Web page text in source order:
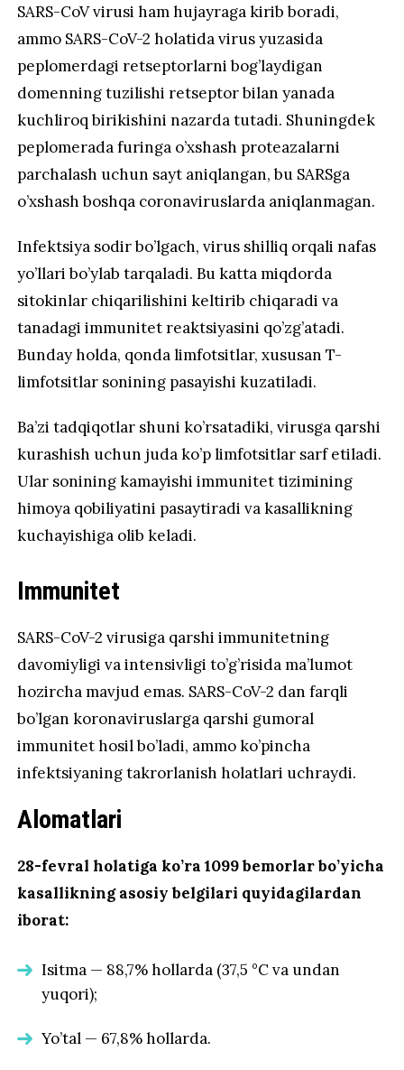
SARS-CoV virusi ham hujayraga kirib boradi,
ammo SARS-CoV-2 holatida virus yuzasida
peplomerdagi retseptorlarni bog’laydigan
domenning tuzilishi retseptor bilan yanada
kuchliroq birikishini nazarda tutadi. Shuningdek
peplomerada furinga o’xshash proteazalarni
parchalash uchun sayt aniqlangan, bu SARSga
o’xshash boshqa coronaviruslarda aniqlanmagan.
Infektsiya sodir bo’lgach, virus shilliq orqali nafas
yo’llari bo’ylab tarqaladi. Bu katta miqdorda
sitokinlar chiqarilishini keltirib chiqaradi va
tanadagi immunitet reaktsiyasini qo’zg’atadi.
Bunday holda, qonda limfotsitlar, xususan T-
limfotsitlar sonining pasayishi kuzatiladi.
Ba’zi tadqiqotlar shuni ko’rsatadiki, virusga qarshi
kurashish uchun juda ko’p limfotsitlar sarf etiladi.
Ular sonining kamayishi immunitet tizimining
himoya qobiliyatini pasaytiradi va kasallikning
kuchayishiga olib keladi.
Immunitet
SARS-CoV-2 virusiga qarshi immunitetning
davomiyligi va intensivligi to’g’risida ma’lumot
hozircha mavjud emas. SARS-CoV-2 dan farqli
bo’lgan koronaviruslarga qarshi gumoral
immunitet hosil bo’ladi, ammo ko’pincha
infektsiyaning takrorlanish holatlari uchraydi.
Alomatlari
28-fevral holatiga ko’ra 1099 bemorlar bo’yicha
kasallikning asosiy belgilari quyidagilardan
iborat:
Isitma — 88,7% hollarda (37,5 °C va undan
yuqori);
Yo’tal — 67,8% hollarda.